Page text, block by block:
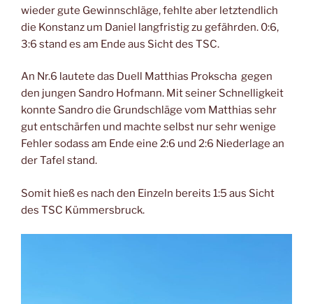
wieder gute Gewinnschläge, fehlte aber letztendlich
die Konstanz um Daniel langfristig zu gefährden. 0:6,
3:6 stand es am Ende aus Sicht des TSC.
An Nr.6 lautete das Duell Matthias Prokscha gegen
den jungen Sandro Hofmann. Mit seiner Schnelligkeit
konnte Sandro die Grundschläge vom Matthias sehr
gut entschärfen und machte selbst nur sehr wenige
Fehler sodass am Ende eine 2:6 und 2:6 Niederlage an
der Tafel stand.
Somit hieß es nach den Einzeln bereits 1:5 aus Sicht
des TSC Kümmersbruck.